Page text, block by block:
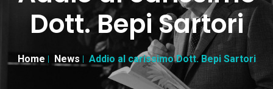
Dott. Bepi Sartori
Home News Addio al carissimo Dott. Bepi Sartori